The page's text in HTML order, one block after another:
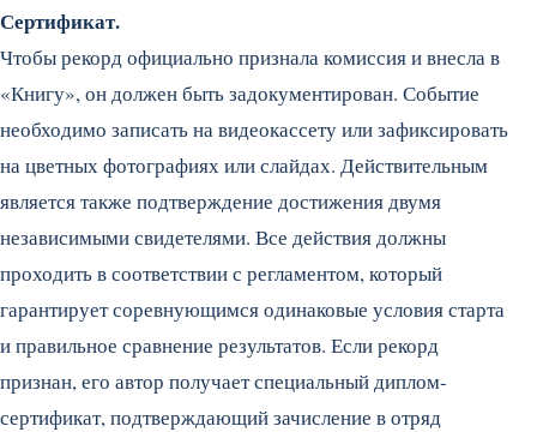
Сертификат.
Чтобы рекорд официально признала комиссия и внесла в
«Книгу», он должен быть задокументирован. Событие
необходимо записать на видеокассету или зафиксировать
на цветных фотографиях или слайдах. Действительным
является также подтверждение достижения двумя
независимыми свидетелями. Все действия должны
проходить в соответствии с регламентом, который
гарантирует соревнующимся одинаковые условия старта
и правильное сравнение результатов. Если рекорд
признан, его автор получает специальный диплом-
сертификат, подтверждающий зачисление в отряд